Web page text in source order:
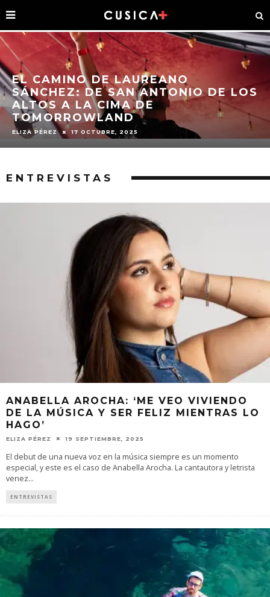
EL CAMINO DE LAUREANO
SÁNCHEZ: DE SAN ANTONIO DE LOS
ALTOS A LA CIMA DE
TOMORROWLAND
ELIZA PÉREZ 17 OCTUBRE, 2025
ENTREVISTAS
ANABELLA AROCHA: ‘ME VEO VIVIENDO
DE LA MÚSICA Y SER FELIZ MIENTRAS LO
HAGO’
ELIZA PÉREZ 19 SEPTIEMBRE, 2025
El debut de una nueva voz en la música siempre es un momento
especial, y este es el caso de Anabella Arocha. La cantautora y letrista
venez...
ENTREVISTAS